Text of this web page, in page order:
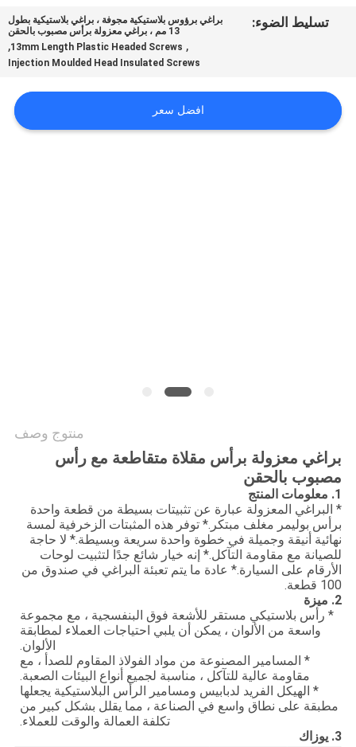
خريطة
تسليط الضوء:
براغي برؤوس بلاستيكية مجوفة ، براغي بلاستيكية بطول
13 مم ، براغي معزولة برأس مصبوب بالحقن
,
13mm Length Plastic Headed Screws
,
Injection Moulded Head Insulated Screws
افضل سعر
منتوج وصف
براغي معزولة برأس مقلاة متقاطعة مع رأس
مصبوب بالحقن
1. معلومات المنتج
* البراغي المعزولة عبارة عن تثبيتات بسيطة من قطعة واحدة
برأس بوليمر مغلف مبتكر.* توفر هذه المثبتات الزخرفية لمسة
نهائية أنيقة وجميلة في خطوة واحدة سريعة وبسيطة.* لا حاجة
للصيانة مع مقاومة التآكل.* إنه خيار شائع جدًا لتثبيت لوحات
الأرقام على السيارة.* عادة ما يتم تعبئة البراغي في صندوق من
100 قطعة.
2. ميزة
* رأس بلاستيكي مستقر للأشعة فوق البنفسجية ، مع مجموعة
واسعة من الألوان ، يمكن أن يلبي احتياجات العملاء لمطابقة
الألوان.
* المسامير المصنوعة من مواد الفولاذ المقاوم للصدأ ، مع
مقاومة عالية للتآكل ، مناسبة لجميع أنواع البيئات الصعبة.
* الهيكل الفريد لدبابيس ومسامير الرأس البلاستيكية يجعلها
مطبقة على نطاق واسع في الصناعة ، مما يقلل بشكل كبير من
تكلفة العمالة والوقت للعملاء.
3. يوزاك